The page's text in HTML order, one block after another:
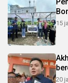
15
20